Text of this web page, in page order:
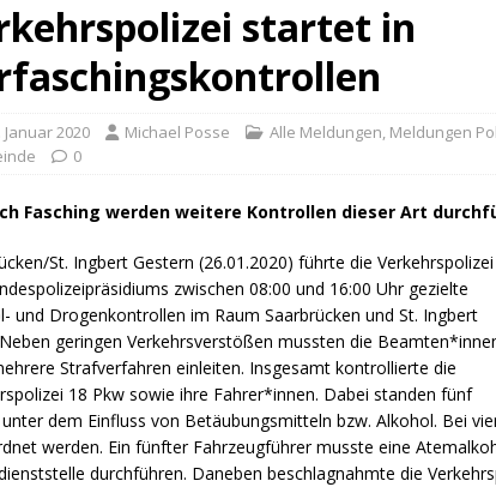
startet in
Januar 2020 Michael Posse Alle Meldungen, Meldungen
0
Fasching werden weitere Kontrollen dieser Art
St. Ingbert Gestern (26.01.2020) führte die Verkehrspolizei
zwischen 08:00 und 16:00 Uhr gezielte
und Drogenkontrollen im Raum Saarbrücken und St. Ingbert
geringen Verkehrsverstößen mussten die
Strafverfahren einleiten. Insgesamt kontrollierte die
18 Pkw sowie ihre Fahrer*innen. Dabei standen fünf
dem Einfluss von Betäubungsmitteln bzw. Alkohol. Bei
werden. Ein fünfter Fahrzeugführer musste eine
durchführen. Daneben beschlagnahmte die